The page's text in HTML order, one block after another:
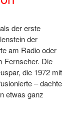
der erste
der
am Radio oder
Fernseher. Die
die 1972 mit
– dachte
etwas ganz